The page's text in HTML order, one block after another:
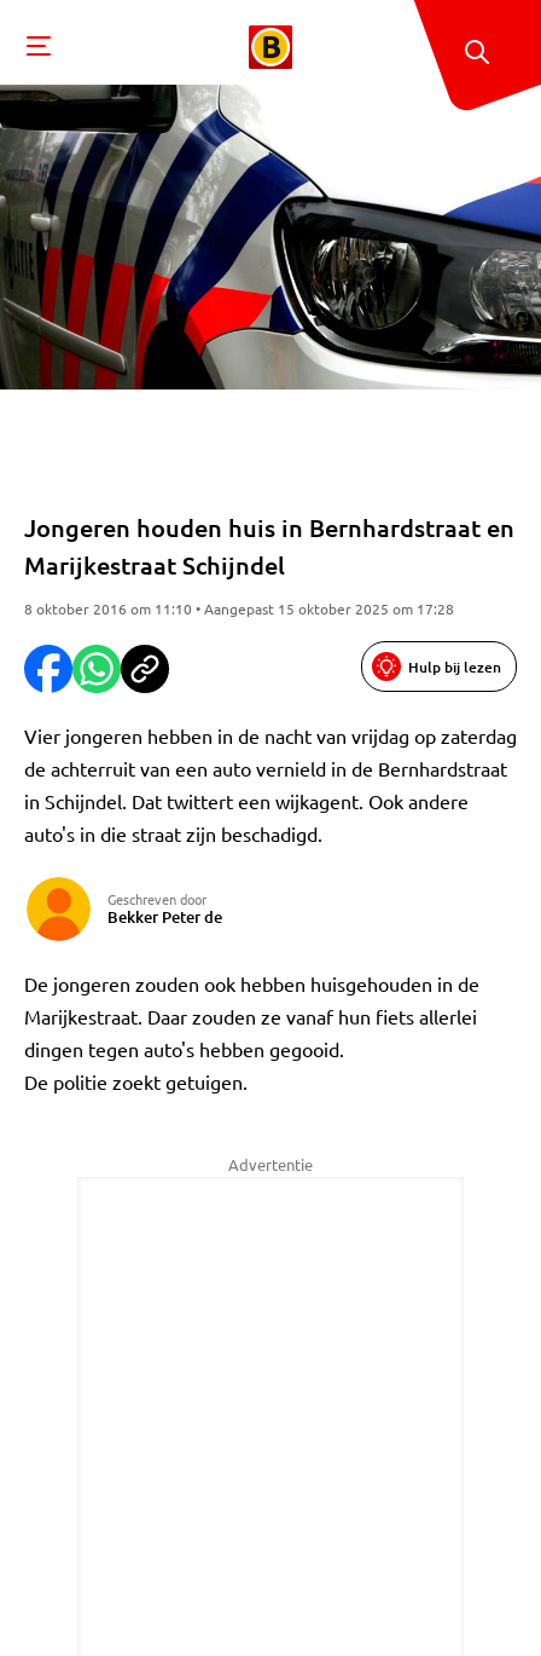
Jongeren houden huis in Bernhardstraat en
Marijkestraat Schijndel
8 oktober 2016 om 11:10 • Aangepast 15 oktober 2025 om 17:28
Hulp bij lezen
Vier jongeren hebben in de nacht van vrijdag op zaterdag
de achterruit van een auto vernield in de Bernhardstraat
in Schijndel. Dat twittert een wijkagent. Ook andere
auto's in die straat zijn beschadigd.
Geschreven door
Bekker Peter de
De jongeren zouden ook hebben huisgehouden in de
Marijkestraat. Daar zouden ze vanaf hun fiets allerlei
dingen tegen auto's hebben gegooid.
De politie zoekt getuigen.
Advertentie